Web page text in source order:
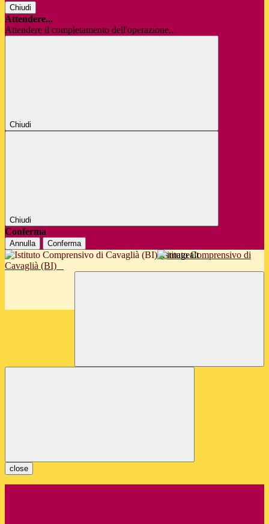
Chiudi
Attendere...
Attendere il completamento dell'operazione...
Chiudi
Chiudi
Conferma
Annulla Conferma
Istituto Comprensivo di
Cavaglià (BI)
close